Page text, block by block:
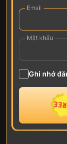
Email
Mật khẩu
Ghi nhớ